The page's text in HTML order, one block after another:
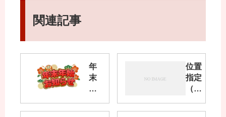
関連記事
年
末
年
の
位置
指定
（テ
ト）